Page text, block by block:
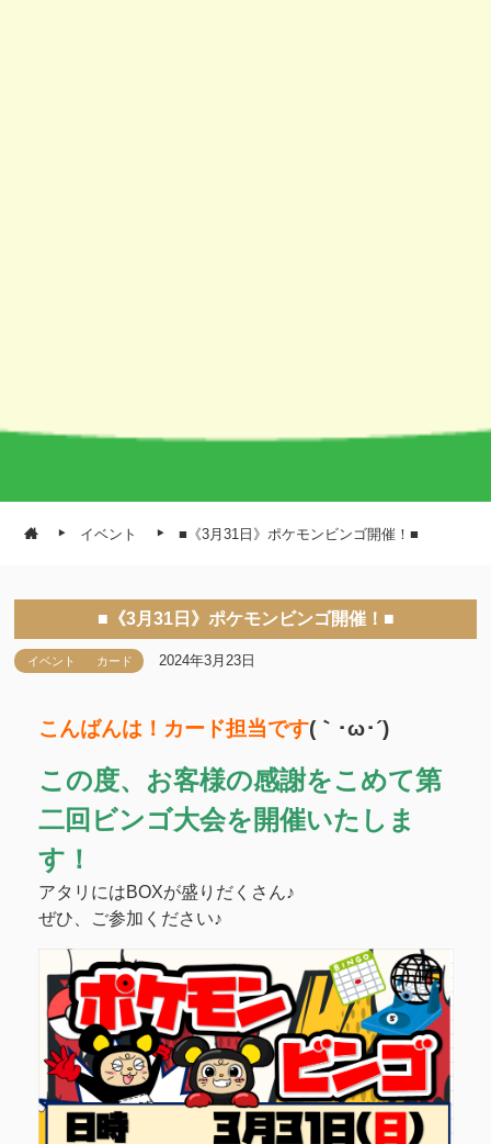
イベント ■《3月31日》ポケモンビンゴ開催！■
■《3月31日》ポケモンビンゴ開催！■
イベント カード 2024年3月23日
こんばんは！カード担当です(｀･ω･´)
この度、お客様の感謝をこめて第
二回ビンゴ大会を開催いたしま
す！
アタリにはBOXが盛りだくさん♪
ぜひ、ご参加ください♪